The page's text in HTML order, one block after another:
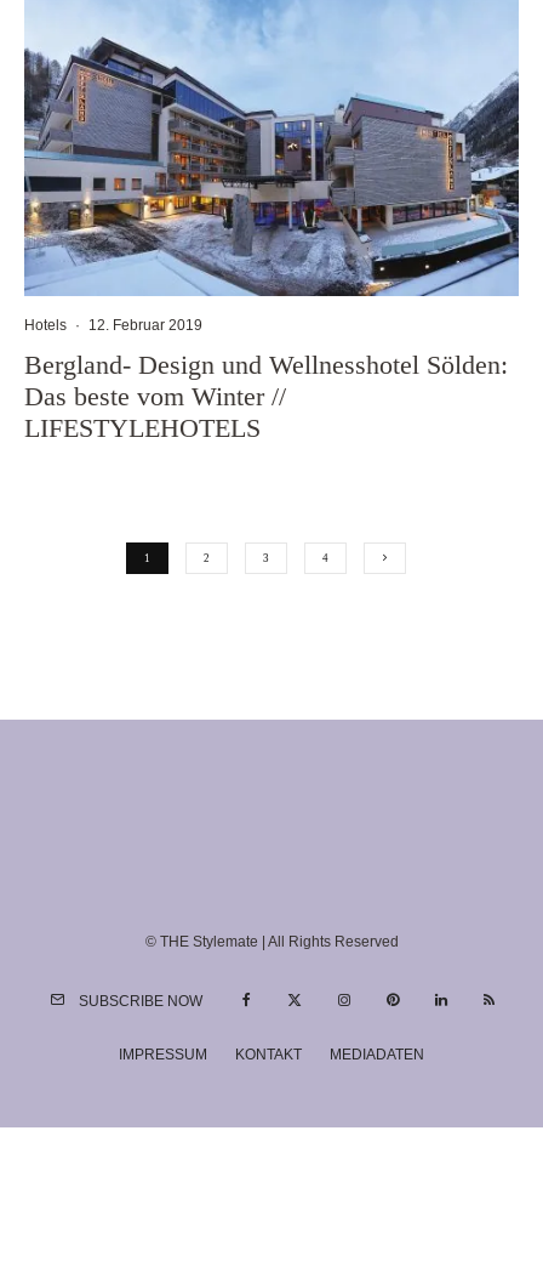
Hotels · 12. Februar 2019
Bergland- Design und Wellnesshotel Sölden:
Das beste vom Winter //
LIFESTYLEHOTELS
1 2 3 4
© THE Stylemate | All Rights Reserved
SUBSCRIBE NOW
IMPRESSUM KONTAKT MEDIADATEN